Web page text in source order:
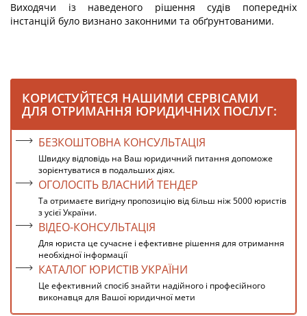
Виходячи із наведеного рішення судів попередніх
інстанцій було визнано законними та обґрунтованими.
КОРИСТУЙТЕСЯ НАШИМИ СЕРВІСАМИ
ДЛЯ ОТРИМАННЯ ЮРИДИЧНИХ ПОСЛУГ:
БЕЗКОШТОВНА КОНСУЛЬТАЦІЯ
Швидку відповідь на Ваш юридичний питання допоможе
зорієнтуватися в подальших діях.
ОГОЛОСІТЬ ВЛАСНИЙ ТЕНДЕР
Та отримаєте вигідну пропозицію від більш ніж 5000 юристів
з усієї України.
ВІДЕО-КОНСУЛЬТАЦІЯ
Для юриста це сучасне і ефективне рішення для отримання
необхідної інформації
КАТАЛОГ ЮРИСТІВ УКРАЇНИ
Це ефективний спосіб знайти надійного і професійного
виконавця для Вашої юридичної мети